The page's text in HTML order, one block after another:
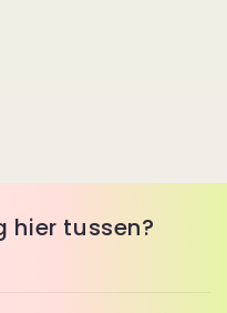
tussen?